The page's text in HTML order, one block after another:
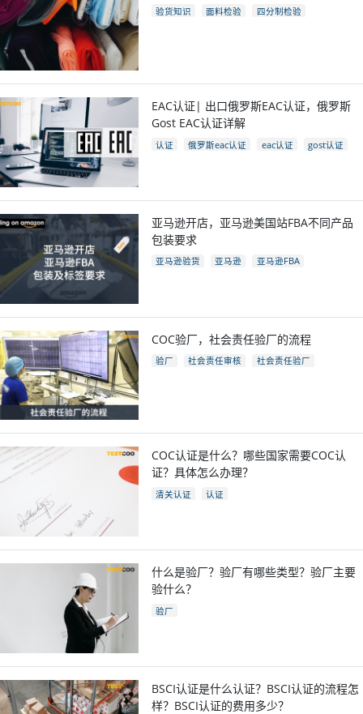
验货知识 面料检验 四分制检验
EAC认证| 出口俄罗斯EAC认证，俄罗斯
Gost EAC认证详解
认证 俄罗斯eac认证 eac认证
gost认证
亚马逊开店，亚马逊美国站FBA不同产品
包装要求
亚马逊验货 亚马逊
亚马逊FBA
COC验厂，社会责任验厂的流程
验厂 社会责任审核
社会责任验厂
COC认证是什么？哪些国家需要COC认
证？具体怎么办理？
清关认证 认证
什么是验厂？验厂有哪些类型？验厂主要
验什么？
验厂
BSCI认证是什么认证？BSCI认证的流程怎
样？BSCI认证的费用多少？